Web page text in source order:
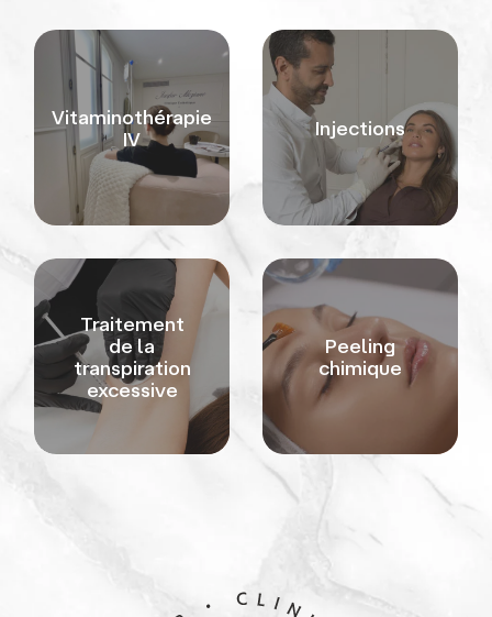
Vitaminothérapie
IV
Injections
Traitement
de la
transpiration
excessive
Peeling
chimique